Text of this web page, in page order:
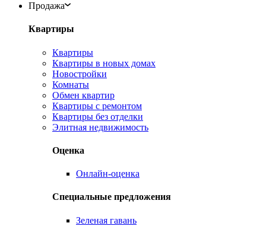
Продажа
Квартиры
Квартиры
Квартиры в новых домах
Новостройки
Комнаты
Обмен квартир
Квартиры с ремонтом
Квартиры без отделки
Элитная недвижимость
Оценка
Онлайн-оценка
Специальные предложения
Зеленая гавань